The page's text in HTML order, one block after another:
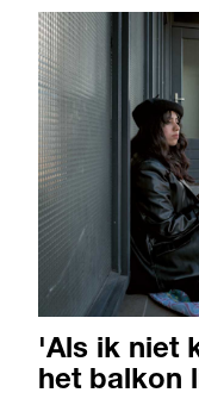
Naast dat hij
ook een
helpt graag mee
exposities.
'Als ik niet
het balkon